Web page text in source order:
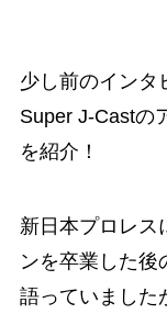
少し前のインタ
Super J-Castの
を紹介！
新日本プロレス
ンを卒業した後
語っていました